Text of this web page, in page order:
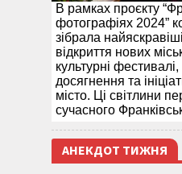
В рамках проєкту
фотографіях 2024”
зібрала
відкриття нових
культурні
досягнення та
місто. Ці світлини
сучасного
АНЕКДОТ ТИЖНЯ